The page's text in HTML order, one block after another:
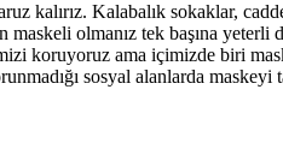
kalırız. Kalabalık sokaklar,
olmanız tek başına yeterli
koruyoruz ama içimizde biri
sosyal alanlarda